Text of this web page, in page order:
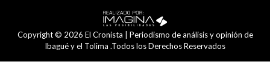
Copyright © 2026 El Cronista | Periodismo de análisis y opinión de
Ibagué y el Tolima .Todos los Derechos Reservados